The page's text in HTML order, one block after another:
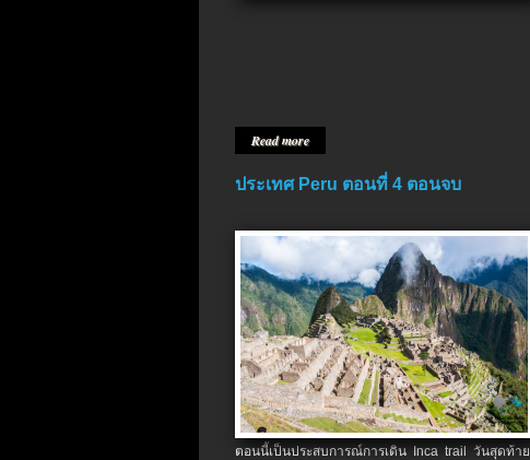
Read more
ประเทศ Peru ตอนที่ 4 ตอนจบ
ตอนนี้เป็นประสบการณ์การเดิน Inca trail วันสุดท้าย